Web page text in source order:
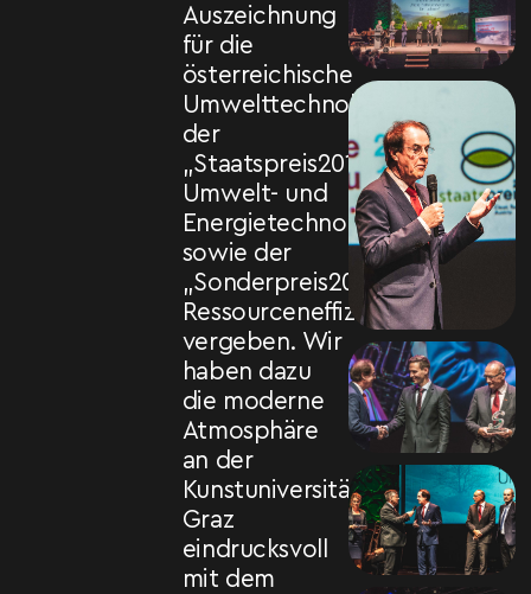
Auszeichnung
für die
österreichische
Umwelttechnologiebranche,
der
„Staatspreis2018
Umwelt- und
Energietechnologie“
sowie der
„Sonderpreis2018
Ressourceneffizienz“
vergeben. Wir
haben dazu
die moderne
Atmosphäre
an der
Kunstuniversität
Graz
eindrucksvoll
mit dem